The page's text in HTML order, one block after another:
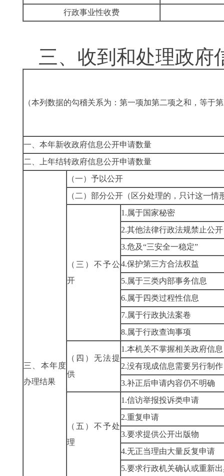
行政事业性收费
三、收到和处理政府
（本列数据的勾稽关系为：第一项加第二项之和，等于
一、本年新收政府信息公开申请数量
二、上年结转政府信息公开申请数量
三、本年度
办理结果
（一）予以公开
（二）部分公开（区分处理的，只计这一情
（三）不予公
开
1.属于国家秘密
2.其他法律行政法规禁止公开
3.危及“三安全一稳定”
4.保护第三方合法权益
5.属于三类内部事务信息
6.属于四类过程性信息
7.属于行政执法案卷
8.属于行政查询事项
（四）无法提
供
1.本机关不掌握相关政府信息
2.没有现成信息需要另行制作
3.补正后申请内容仍不明确
（五）不予处
理
1.信访举报投诉类申请
2.重复申请
3.要求提供公开出版物
4.无正当理由大量反复申请
5.要求行政机关确认或重新